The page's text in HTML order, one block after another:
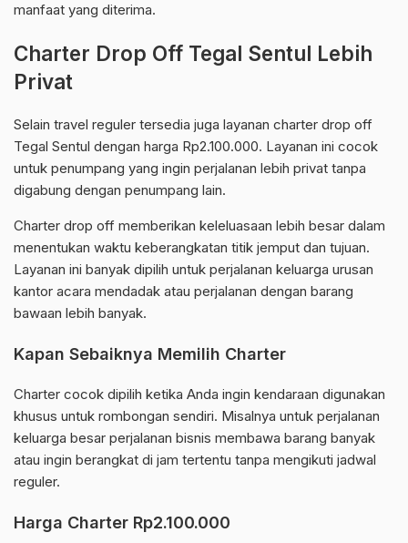
manfaat yang diterima.
Charter Drop Off Tegal Sentul Lebih
Privat
Selain travel reguler tersedia juga layanan charter drop off
Tegal Sentul dengan harga Rp2.100.000. Layanan ini cocok
untuk penumpang yang ingin perjalanan lebih privat tanpa
digabung dengan penumpang lain.
Charter drop off memberikan keleluasaan lebih besar dalam
menentukan waktu keberangkatan titik jemput dan tujuan.
Layanan ini banyak dipilih untuk perjalanan keluarga urusan
kantor acara mendadak atau perjalanan dengan barang
bawaan lebih banyak.
Kapan Sebaiknya Memilih Charter
Charter cocok dipilih ketika Anda ingin kendaraan digunakan
khusus untuk rombongan sendiri. Misalnya untuk perjalanan
keluarga besar perjalanan bisnis membawa barang banyak
atau ingin berangkat di jam tertentu tanpa mengikuti jadwal
reguler.
Harga Charter Rp2.100.000